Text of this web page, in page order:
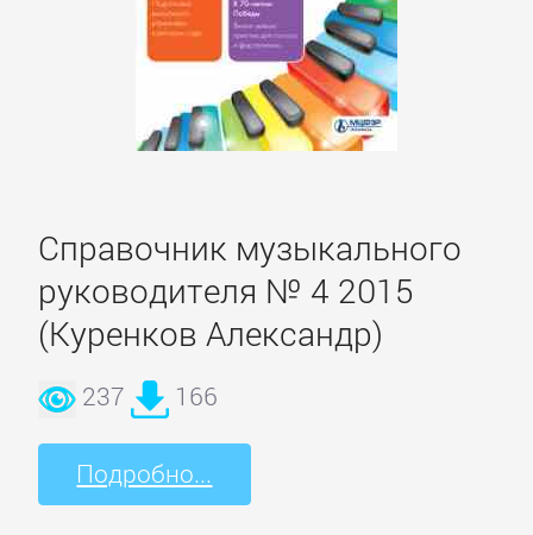
Справочник музыкального
руководителя № 4 2015
(Куренков Александр)
237 166
Подробно...
фантастические
Остросюжетные
любовные
романы
Современные
любовные
романы